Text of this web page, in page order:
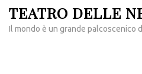
TEATRO DELLE
Il mondo è un grande palcoscenico